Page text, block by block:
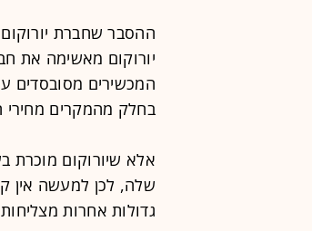
ההסבר שחברת
יורוקום מאשימה את
המכשירים מסובסדים
בחלק מהמקרים מחירי
אלא שיורוקום מוכרת
שלה, לכן למעשה אין
גדולות אחרות